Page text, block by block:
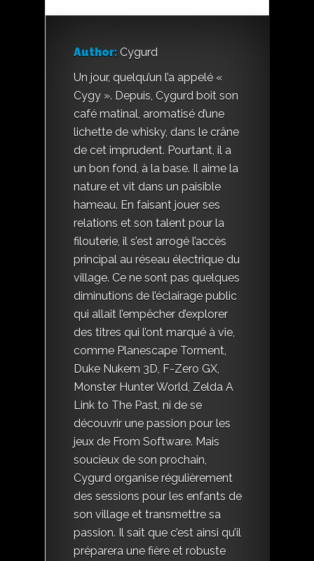
Author: Cygurd
Un jour, quelqu’un l’a appelé «
Cygy ». Depuis, Cygurd boit son
café matinal, aromatisé d’une
lichette de whisky, dans le crâne
de cet imprudent. Pourtant, il a
un bon fond, à la base. Il aime la
nature et vit dans un paisible
hameau. En faisant jouer ses
relations et son talent pour la
filouterie, il s’est arrogé l’accès
principal au réseau électrique du
village. Ce ne sont pas quelques
diminutions de l’éclairage public
qui allait l’empêcher d’explorer
des titres qui l’ont marqué à vie,
comme Planescape Torment,
Duke Nukem 3D, F-Zero GX,
Monster Hunter World, Zelda A
Link to The Past, ni de se
découvrir une passion pour les
jeux de From Software. Mais
soucieux de son prochain,
Cygurd organise régulièrement
des sessions pour les enfants de
son village et transmettre sa
passion. Il sait que c’est ainsi qu’il
préparera une fière et robuste